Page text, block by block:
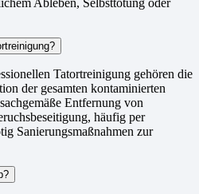
Tatortreinigung gehören die
der gesamten kontaminierten
Entfernung von
häufig per
Sanierungsmaßnahmen zur